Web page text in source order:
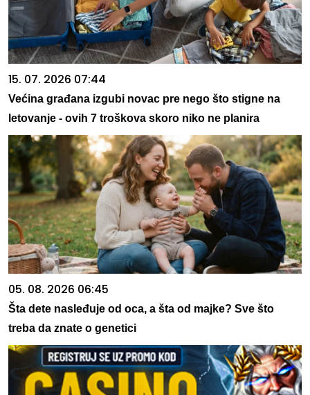
15. 07. 2026 07:44
Većina građana izgubi novac pre nego što stigne na
letovanje - ovih 7 troškova skoro niko ne planira
05. 08. 2026 06:45
Šta dete nasleđuje od oca, a šta od majke? Sve što
treba da znate o genetici